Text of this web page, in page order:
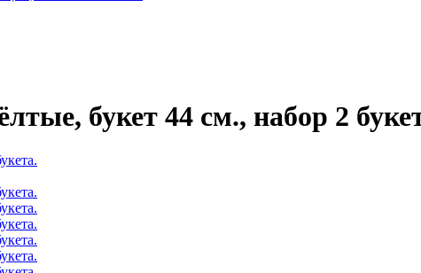
букет 44 см., набор 2